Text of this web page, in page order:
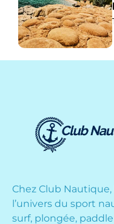
Chez Club
l’univers du sport
surf, plongée,